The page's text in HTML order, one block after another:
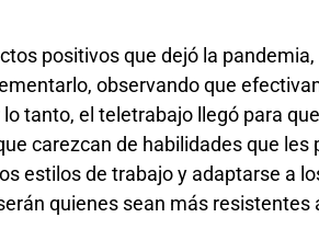
positivos que dejó la
observando que
tanto, el teletrabajo llegó para
carezcan de habilidades que
estilos de trabajo y adaptarse a
quienes sean más resistentes